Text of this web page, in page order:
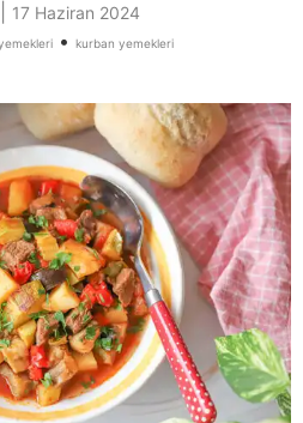
17 Haziran 2024
• kurban yemekleri